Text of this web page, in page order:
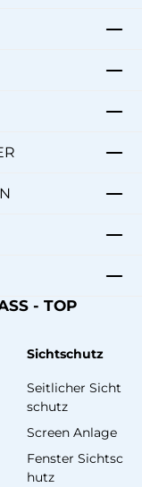
- TOP
Sichtschutz
Seitlicher Sicht
schutz
Screen Anlage
Fenster Sichtsc
hutz